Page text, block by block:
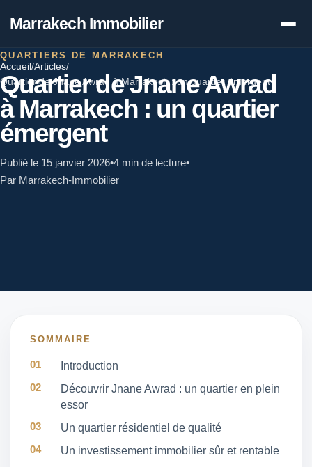
Marrakech Immobilier
Accueil /Articles/
Quartier de Jnane Awrad à Marrakech : un quartier émergent
QUARTIERS DE MARRAKECH
Quartier de Jnane Awrad
à Marrakech : un quartier
émergent
Publié le 15 janvier 2026•4 min de lecture•
Par Marrakech-Immobilier
SOMMAIRE
Introduction
Découvrir Jnane Awrad : un quartier en plein
essor
Un quartier résidentiel de qualité
Un investissement immobilier sûr et rentable